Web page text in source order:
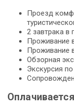
Проезд
2 завтрака в
Проживание
Проживание
Обзорная
Экскурсия